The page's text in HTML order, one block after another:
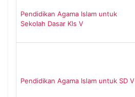
Pendidikan Agama Islam untuk
Sekolah Dasar Kls V
Pendidikan Agama Islam untuk SD V